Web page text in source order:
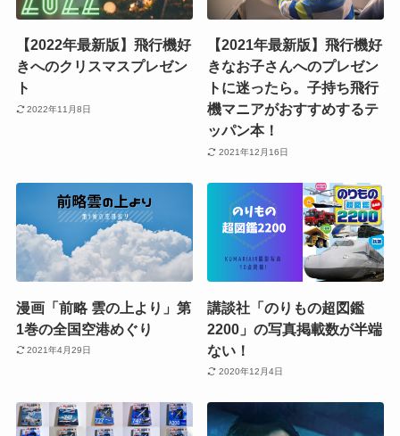
【2022年最新版】飛行機好
きへのクリスマスプレゼン
ト
2022年11月8日
【2021年最新版】飛行機好
きなお子さんへのプレゼン
トに迷ったら。子持ち飛行
機マニアがおすすめするテ
ッパン本！
2021年12月16日
漫画「前略 雲の上より」第
1巻の全国空港めぐり
2021年4月29日
講談社「のりもの超図鑑
2200」の写真掲載数が半端
ない！
2020年12月4日